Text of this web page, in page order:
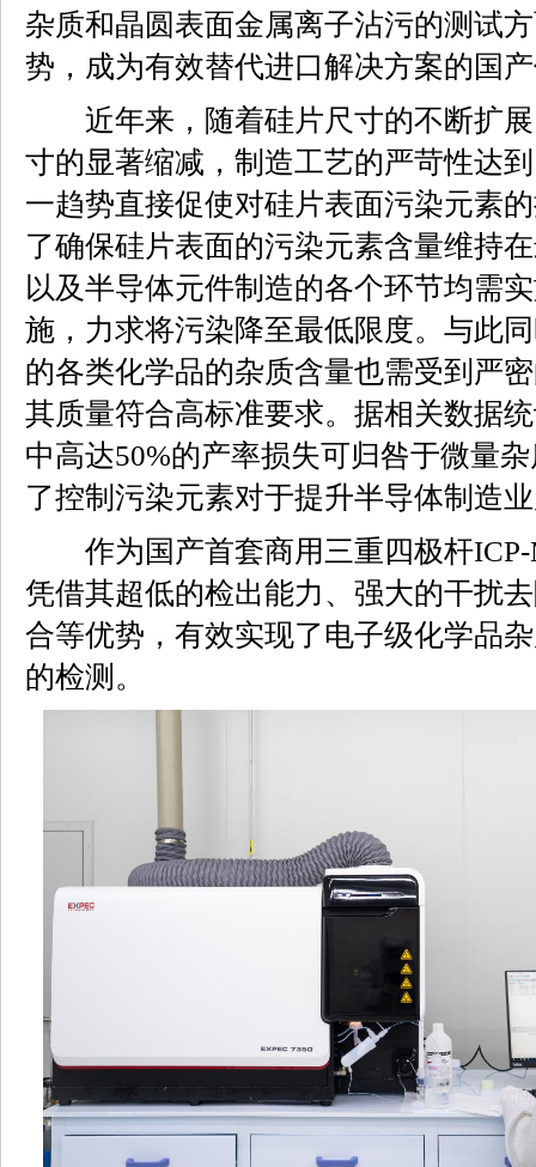
杂质和晶圆表面金属离子沾污的测试
势，成为有效替代进口解决方案的国
近年来，随着硅片尺寸的不断扩展
寸的显著缩减，制造工艺的严苛性达
一趋势直接促使对硅片表面污染元素
了确保硅片表面的污染元素含量维持
以及半导体元件制造的各个环节均需
施，力求将污染降至最低限度。与此
的各类化学品的杂质含量也需受到严
其质量符合高标准要求。据相关数据
中高达50%的产率损失可归咎于微量
了控制污染元素对于提升半导体制造
作为国产首套商用三重四极杆ICP-
凭借其超低的检出能力、强大的干扰
合等优势，有效实现了电子级化学品
的检测。